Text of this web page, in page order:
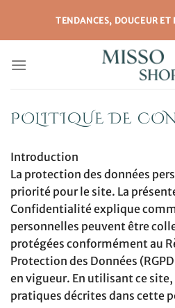
contenu
TENDANCES, DOUCEUR ET
POLITIQUE DE
Introduction
La protection des données
priorité pour le site. La
Confidentialité explique
personnelles peuvent être
protégées conformément au
Protection des Données
en vigueur. En utilisant ce
pratiques décrites dans cette